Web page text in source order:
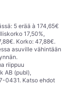
5 erää à 174,65€
17,50%,
Korko: 47,88€.
asuville vähintään
riippuu
AB (publ),
0431. Katso ehdot